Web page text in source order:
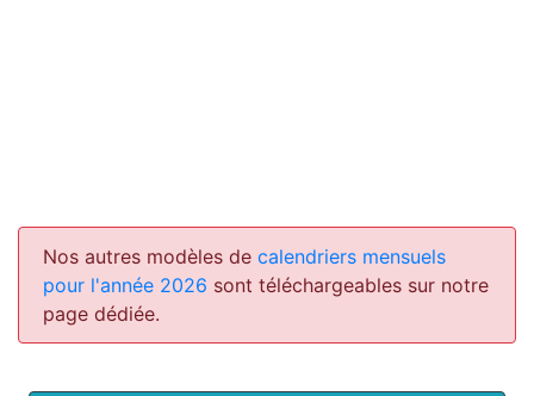
Nos autres modèles de calendriers mensuels
pour l'année 2026 sont téléchargeables sur notre
page dédiée.